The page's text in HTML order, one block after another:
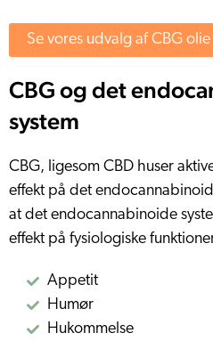
Se vores udvalg af CBG olie
CBG og det
system
CBG, ligesom CBD huser
effekt på det
at det endocannabinoide
effekt på fysiologiske
Appetit
Humør
Hukommelse